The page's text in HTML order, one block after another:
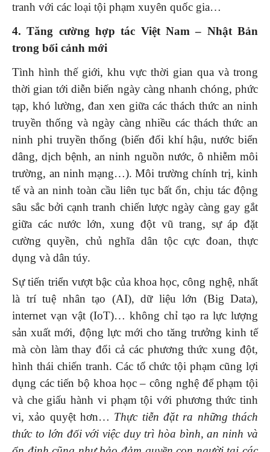
tranh với các loại tội phạm xuyên quốc gia…
4. Tăng cường hợp tác Việt Nam – Nhật Bản
trong bối cảnh mới
Tình hình thế giới, khu vực thời gian qua và trong
thời gian tới diễn biến ngày càng nhanh chóng, phức
tạp, khó lường, đan xen giữa các thách thức an ninh
truyền thống và ngày càng nhiều các thách thức an
ninh phi truyền thống (biến đổi khí hậu, nước biển
dâng, dịch bệnh, an ninh nguồn nước, ô nhiễm môi
trường, an ninh mạng…). Môi trường chính trị, kinh
tế và an ninh toàn cầu liên tục bất ổn, chịu tác động
sâu sắc bởi cạnh tranh chiến lược ngày càng gay gắt
giữa các nước lớn, xung đột vũ trang, sự áp đặt
cường quyền, chủ nghĩa dân tộc cực đoan, thực
dụng và dân túy.
Sự tiến triển vượt bậc của khoa học, công nghệ, nhất
là trí tuệ nhân tạo (AI), dữ liệu lớn (Big Data),
internet vạn vật (IoT)… không chỉ tạo ra lực lượng
sản xuất mới, động lực mới cho tăng trưởng kinh tế
mà còn làm thay đổi cả các phương thức xung đột,
hình thái chiến tranh. Các tổ chức tội phạm cũng lợi
dụng các tiến bộ khoa học – công nghệ để phạm tội
và che giấu hành vi phạm tội với phương thức tinh
vi, xảo quyệt hơn… Thực tiễn đặt ra những thách
thức to lớn đối với việc duy trì hòa bình, an ninh và